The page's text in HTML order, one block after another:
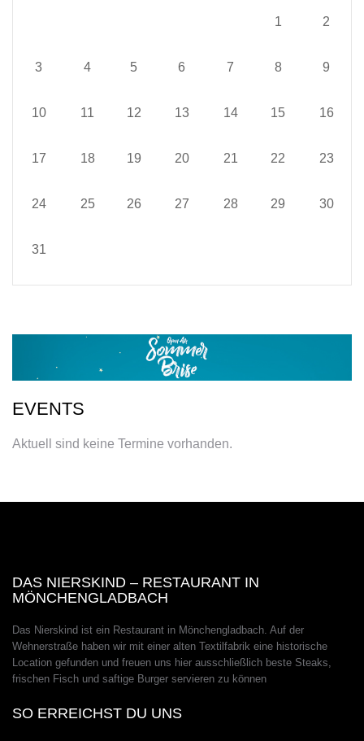
1 2
3 4 5 6 7 8 9
10 11 12 13 14 15 16
17 18 19 20 21 22 23
24 25 26 27 28 29 30
31
EVENTS
Aktuell sind keine Termine vorhanden.
DAS NIERSKIND – RESTAURANT IN
MÖNCHENGLADBACH
Das Nierskind ist ein Restaurant in Mönchengladbach. Auf der
Wehnerstraße haben wir mit einer alten Textilfabrik eine historische
Location gefunden und freuen uns hier ausschließlich beste Steaks,
frischen Fisch und saftige Burger servieren zu können
SO ERREICHST DU UNS